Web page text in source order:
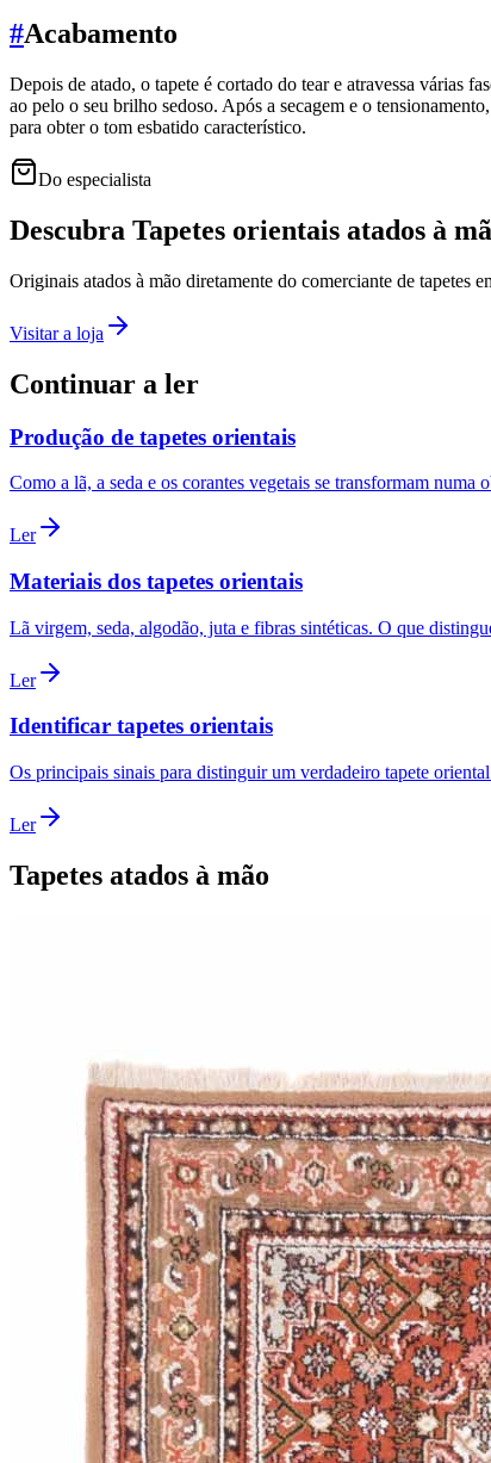
#Acabamento
Depois de atado, o tapete é cortado do tear e atravessa várias
ao pelo o seu brilho sedoso. Após a secagem e o
para obter o tom esbatido característico.
Do especialista
Descubra Tapetes orientais atados à
Originais atados à mão diretamente do comerciante de tapetes
Visitar a loja
Continuar a ler
Produção de tapetes orientais
Como a lã, a seda e os corantes vegetais se transformam numa
Ler
Materiais dos tapetes orientais
Lã virgem, seda, algodão, juta e fibras sintéticas. O que
Ler
Identificar tapetes orientais
Os principais sinais para distinguir um verdadeiro tapete
Ler
Tapetes atados à mão